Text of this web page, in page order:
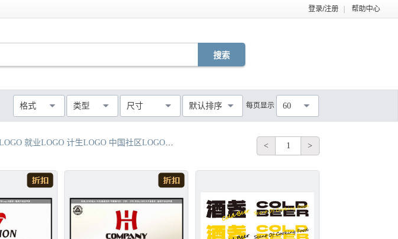
登录/注册 帮助中心
60
每页显示
默认排序
像素
尺寸
类型
CDR AI PPT EPS TIF PDF JPG C4D
AVI WMF MOV AEP VSP 不限
格式
就业LOGO 计生LOGO 中国社区LOGO 党徽LOGO 环保logo 水logo 金属logo 房产logo 标志 金属logo
< 1 >